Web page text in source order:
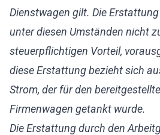
Dienstwagen gilt. Die
unter diesen Umständen nicht
steuerpflichtigen Vorteil,
diese Erstattung bezieht sich
Strom, der für den
Firmenwagen getankt wurde.
Die Erstattung durch den